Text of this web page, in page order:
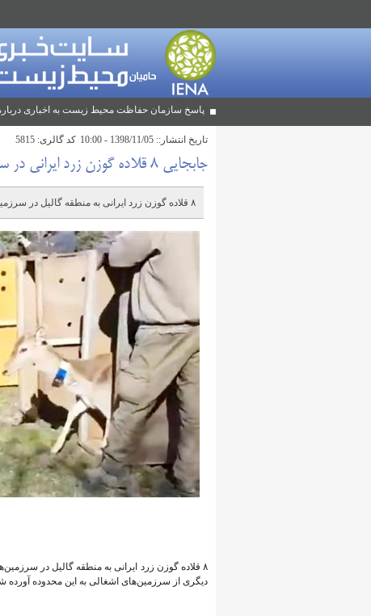
پاسخ سازمان حفاظت محیط زیست به اخباری
تاریخ انتشار:: 1398/11/05 - 10:00 کد گالری: 5815
جابجایی ۸ قلاده گوزن زرد ایرانی در سرزمین‌های اشغالی
۸ قلاده گوزن زرد ایرانی به منطقه گالیل ⁧‫در سرزمین‌های اشغالی‬⁩ آورده شدند.
دیگری از سرزمین‌های اشغالی به این محدوده